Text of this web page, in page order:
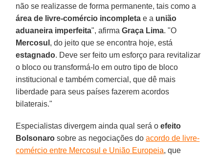
não se realizasse de forma permanente, tais como a
área de livre-comércio incompleta e a união
aduaneira imperfeita", afirmaGraça Lima. "O
Mercosul , do jeito que se encontra hoje, está
estagnado. Deve ser feito um esforço para revitalizar
o bloco ou transformá-lo em outro tipo de bloco
institucional e também comercial, que dê mais
liberdade para seus países fazerem acordos
bilaterais."
Especialistas divergem ainda qual será oefeito
Bolsonaro sobre as negociações doacordo de livre-
comércio entre Mercosul e União Europeia, que